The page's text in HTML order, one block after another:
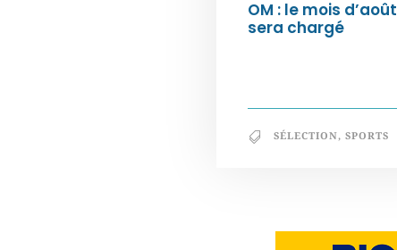
OM : le mois d’août
sera chargé
SÉLECTION, SPORTS